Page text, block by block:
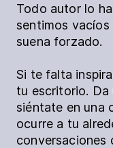
Todo autor lo
sentimos
suena forzado.
Si te falta
tu escritorio. Da
siéntate en una
ocurre a tu
conversaciones